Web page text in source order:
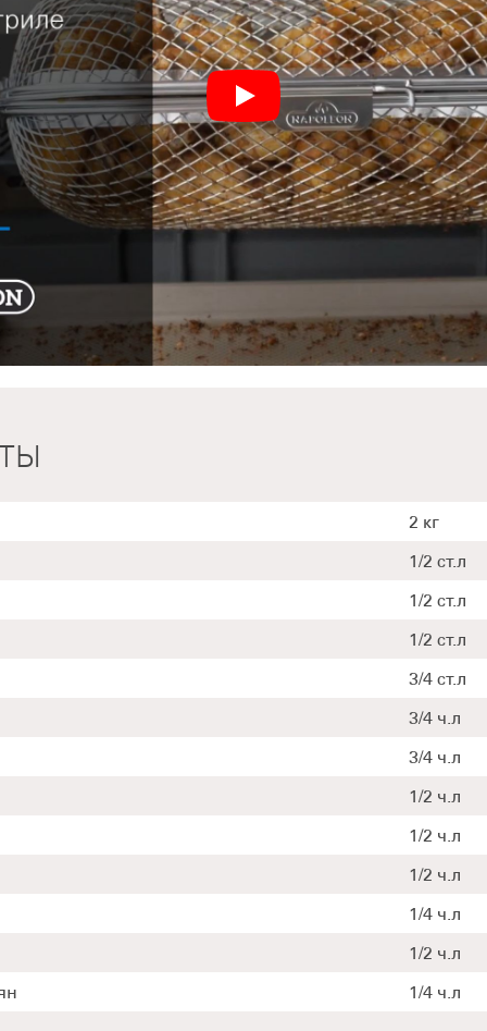
2 кг
1/2 ст.л
1/2 ст.л
1/2 ст.л
3/4 ст.л
3/4 ч.л
3/4 ч.л
1/2 ч.л
1/2 ч.л
1/2 ч.л
1/4 ч.л
1/2 ч.л
1/4 ч.л